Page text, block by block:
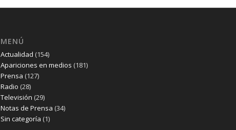
MENÚ
Actualidad (154)
Apariciones en medios (181)
Prensa (127)
Radio (28)
Televisión (29)
Notas de Prensa (34)
Sin categoría (1)